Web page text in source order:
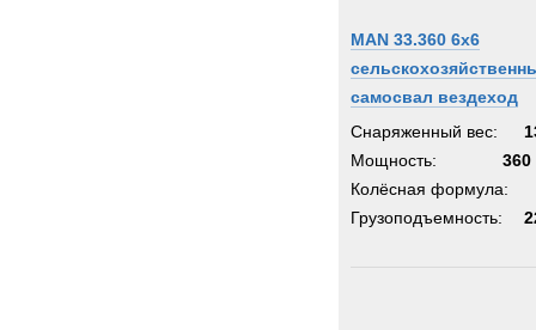
MAN 33.360 6x6
самосвал вездеход
Снаряженный вес:
Мощность:
360
Колёсная формула:
Грузоподъемность: